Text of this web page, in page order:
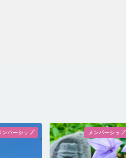
ンバーシップ メンバーシップ